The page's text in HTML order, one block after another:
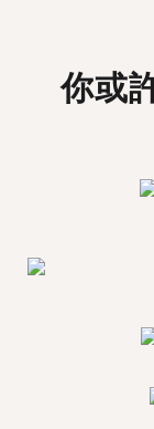
你或